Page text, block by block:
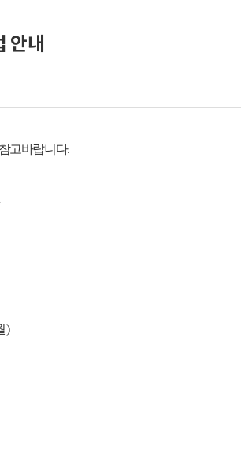
안내
고바랍니다.
)